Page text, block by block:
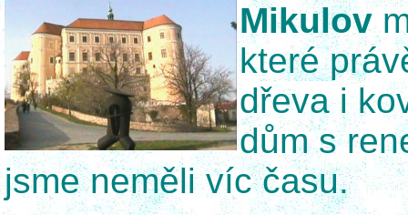
Mikulov
které
dřeva i
dům s
jsme neměli víc času.